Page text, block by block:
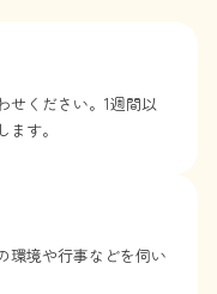
せください。1週間以
す。
環境や行事などを伺い